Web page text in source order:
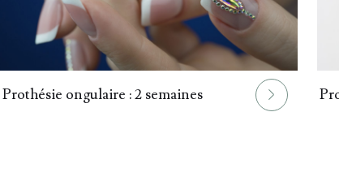
Prothésie ongulaire : 2 semaines 030.